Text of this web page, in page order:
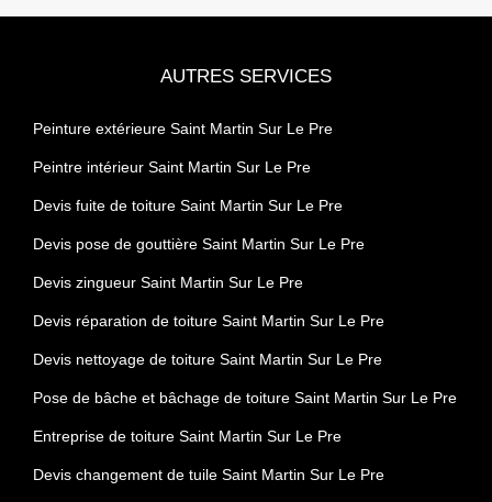
AUTRES SERVICES
Peinture extérieure Saint Martin Sur Le Pre
Peintre intérieur Saint Martin Sur Le Pre
Devis fuite de toiture Saint Martin Sur Le Pre
Devis pose de gouttière Saint Martin Sur Le Pre
Devis zingueur Saint Martin Sur Le Pre
Devis réparation de toiture Saint Martin Sur Le Pre
Devis nettoyage de toiture Saint Martin Sur Le Pre
Pose de bâche et bâchage de toiture Saint Martin Sur Le Pre
Entreprise de toiture Saint Martin Sur Le Pre
Devis changement de tuile Saint Martin Sur Le Pre